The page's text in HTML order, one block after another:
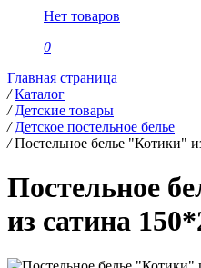
Нет товаров
0
Главная страница
/ Каталог
/ Детские товары
/ Детское постельное белье
/ Постельное белье "Котики"
Постельное
из сатина